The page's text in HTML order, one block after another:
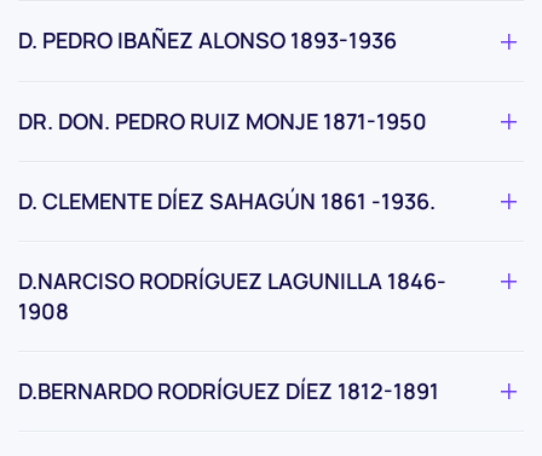
D. PEDRO IBAÑEZ ALONSO 1893-1936
DR. DON. PEDRO RUIZ MONJE 1871-1950
D. CLEMENTE DÍEZ SAHAGÚN 1861 -1936.
D.NARCISO RODRÍGUEZ LAGUNILLA 1846-
1908
D.BERNARDO RODRÍGUEZ DÍEZ 1812-1891